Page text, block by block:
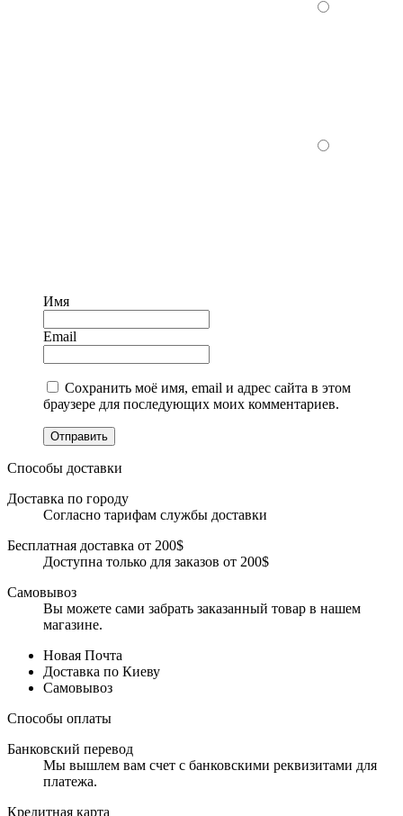
Имя
Email
Сохранить моё имя, email и адрес сайта в этом
браузере для последующих моих комментариев.
Отправить
Способы доставки
Доставка по городу
Согласно тарифам службы доставки
Бесплатная доставка от 200$
Доступна только для заказов от 200$
Самовывоз
Вы можете сами забрать заказанный товар в нашем
магазине.
Новая Почта
Доставка по Киеву
Самовывоз
Способы оплаты
Банковский перевод
Мы вышлем вам счет с банковскими реквизитами для
платежа.
Кредитная карта